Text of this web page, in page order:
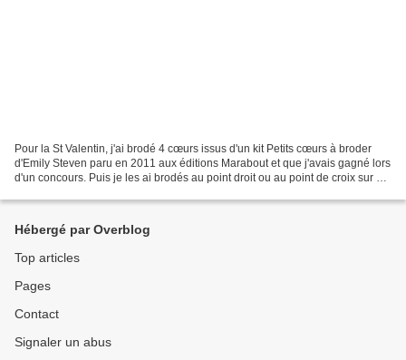
Pour la St Valentin, j'ai brodé 4 cœurs issus d'un kit Petits cœurs à broder
d'Emily Steven paru en 2011 aux éditions Marabout et que j'avais gagné lors
d'un concours. Puis je les ai brodés au point droit ou au point de croix sur un
Hébergé par Overblog
Top articles
Pages
Contact
Signaler un abus